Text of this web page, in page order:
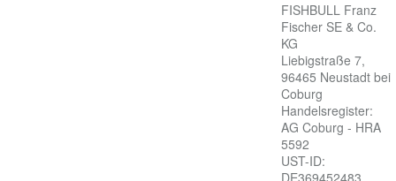
FISHBULL Franz
Fischer SE & Co.
KG
Liebigstraße 7,
96465 Neustadt bei
Coburg
Handelsregister:
AG Coburg - HRA
5592
UST-ID: